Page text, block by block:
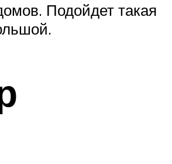
Подойдет такая